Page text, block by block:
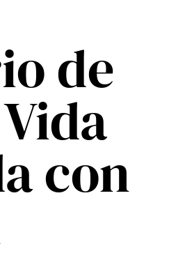
de
con